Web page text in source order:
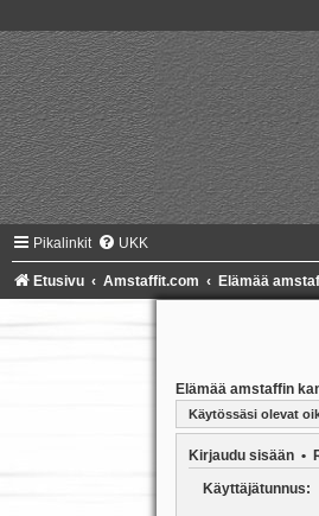
Pikalinkit UKK
Etusivu Amstaffit.com Elämää
Elämää amstaffin
Käytössäsi olevat
Kirjaudu sisään•
Käyttäjätunnus: